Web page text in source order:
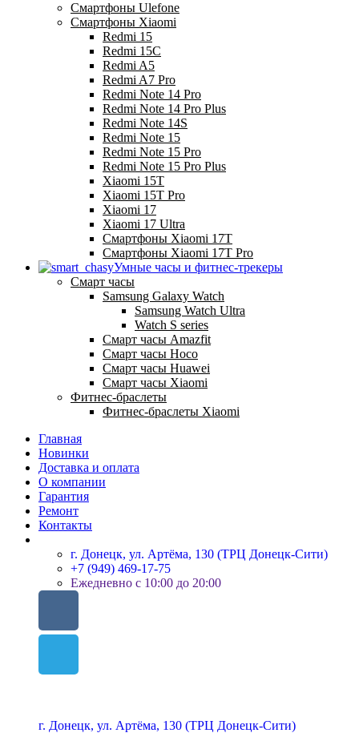
Смартфоны Ulefone
Смартфоны Xiaomi
Redmi 15
Redmi 15C
Redmi A5
Redmi A7 Pro
Redmi Note 14 Pro
Redmi Note 14 Pro Plus
Redmi Note 14S
Redmi Note 15
Redmi Note 15 Pro
Redmi Note 15 Pro Plus
Xiaomi 15T
Xiaomi 15T Pro
Xiaomi 17
Xiaomi 17 Ultra
Смартфоны Xiaomi 17Т
Смартфоны Xiaomi 17Т Pro
Умные часы и фитнес-трекеры
Смарт часы
Samsung Galaxy Watch
Samsung Watch Ultra
Watch S series
Смарт часы Amazfit
Смарт часы Hoco
Смарт часы Huawei
Смарт часы Xiaomi
Фитнес-браслеты
Фитнес-браслеты Xiaomi
Главная
Новинки
Доставка и оплата
О компании
Гарантия
Ремонт
Контакты
г. Донецк, ул. Артёма, 130 (ТРЦ Донецк-Сити)
+7 (949) 469-17-75
Ежедневно с 10:00 до 20:00
г. Донецк, ул. Артёма, 130 (ТРЦ Донецк-Сити)